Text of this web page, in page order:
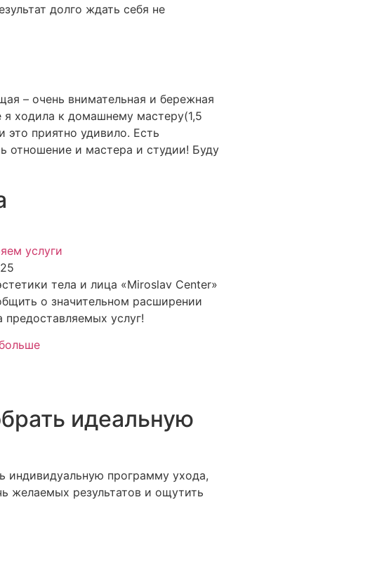
долго ждать себя не
– очень внимательная и бережная
я ходила к домашнему мастеру(1,5
это приятно удивило. Есть
отношение и мастера и студии! Буду
услуги
тела и лица «Miroslav Center»
о значительном расширении
предоставляемых услуг!
идеальную
программу ухода,
желаемых результатов и ощутить